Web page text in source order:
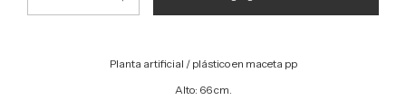
Planta artificial / plástico en maceta pp
Alto: 66 cm.